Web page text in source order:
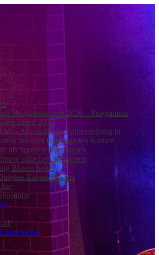
Neujahrskonzert 2026 – Programma
2026
– Musikalische Früherziehung in
mit dem Kindergarten Karken
als Sponsor unterstützen
aktuellen Sponsoren
Blasorchester
Xavier Kuipers
Impressum